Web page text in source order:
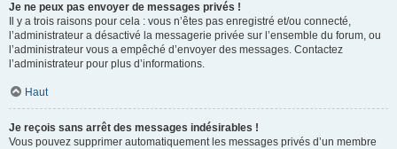
Je ne peux pas envoyer de messages privés !
Il y a trois raisons pour cela : vous n’êtes pas enregistré et/ou connecté,
l’administrateur a désactivé la messagerie privée sur l’ensemble du forum, ou
l’administrateur vous a empêché d’envoyer des messages. Contactez
l’administrateur pour plus d’informations.
Haut
Je reçois sans arrêt des messages indésirables !
Vous pouvez supprimer automatiquement les messages privés d’un membre